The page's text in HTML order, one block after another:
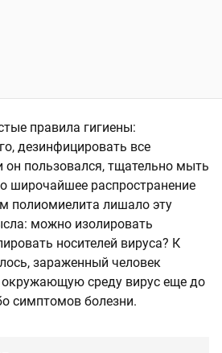
правила гигиены:
дезинфицировать все
пользовался, тщательно мыть
широчайшее распространение
полиомиелита лишало эту
можно изолировать
носителей вируса? К
зараженный человек
среду вирус еще до
симптомов болезни.